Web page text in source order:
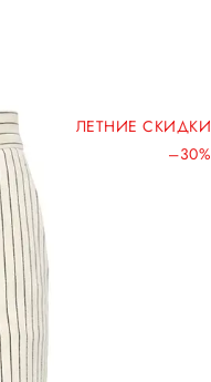
ЛЕТНИЕ СКИДКИ
–30%